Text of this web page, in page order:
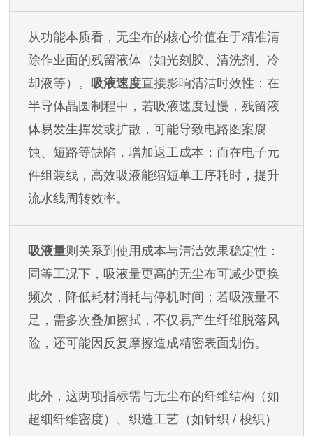
从功能本质看，无尘布的核心价值在于精准清
除作业面的残留液体（如光刻胶、清洗剂、冷
却液等）。 吸液速度直接影响清洁时效性：在
半导体晶圆制程中，若吸液速度过慢，残留液
体易发生挥发或扩散，可能导致电路图案腐
蚀、短路等缺陷，增加返工成本；而在电子元
件组装线，高效吸液能缩短单工序耗时，提升
流水线周转效率。
吸液量则关系到使用成本与清洁效果稳定性：
同等工况下，吸液量更高的无尘布可减少更换
频次，降低耗材消耗与停机时间；若吸液量不
足，需多次叠加擦拭，不仅易产生纤维脱落风
险，还可能因反复摩擦造成精密表面划伤。
此外，这两项指标需与无尘布的纤维结构（如
超细纤维密度）、织造工艺（如针织 / 梭织）